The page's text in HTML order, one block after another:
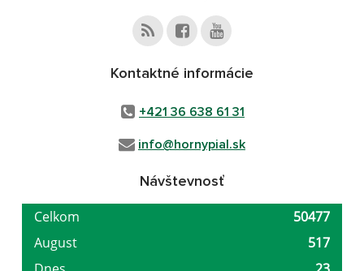
Kontaktné informácie
+421 36 638 61 31
info@hornypial.sk
Návštevnosť